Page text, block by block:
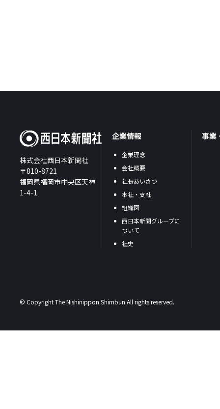
株式会社西日本新聞社
〒810-8721
福岡県福岡市中央区天神
1-4-1
企業情報
企業理念
会社概要
社長あいさつ
本社・支社
組織図
西日本新聞グループに
ついて
社史
事業
© Copyright The Nishinippon Shimbun.All rights reserved.